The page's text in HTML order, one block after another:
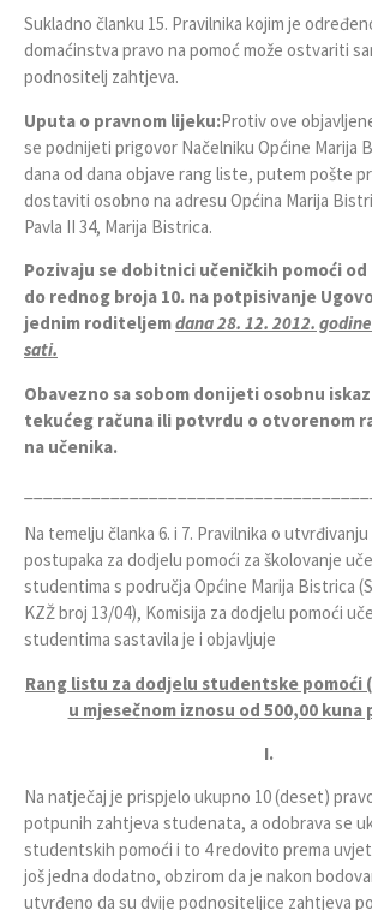
Sukladno članku 15. Pravilnika kojim je
domaćinstva pravo na pomoć može ostvariti
podnositelj zahtjeva.
Uputa o pravnom lijeku:Protiv ove
se podnijeti prigovor Načelniku Općine Marija
dana od dana objave rang liste, putem pošte
dostaviti osobno na adresu Općina Marija
Pavla II 34, Marija Bistrica.
Pozivaju se dobitnici učeničkih pomoći
do rednog broja 10. na potpisivanje
jednim roditeljemdana 28. 12. 2012.
sati.
Obavezno sa sobom donijeti osobnu
tekućeg računa ili potvrdu o otvorenom
na učenika.
Na temelju članka 6. i 7. Pravilnika o
postupaka za dodjelu pomoći za školovanje
studentima s područja Općine Marija Bistrica
KZŽ broj 13/04), Komisija za dodjelu pomoći
studentima sastavila je i objavljuje
Rang listu za dodjelu studentske pomoći
u mjesečnom iznosu od 500,00
I.
Na natječaj je prispjelo ukupno 10 (deset)
potpunih zahtjeva studenata, a odobrava se
studentskih pomoći i to 4 redovito prema
još jedna dodatno, obzirom da je nakon
utvrđeno da su dvije podnositeljice zahtjeva